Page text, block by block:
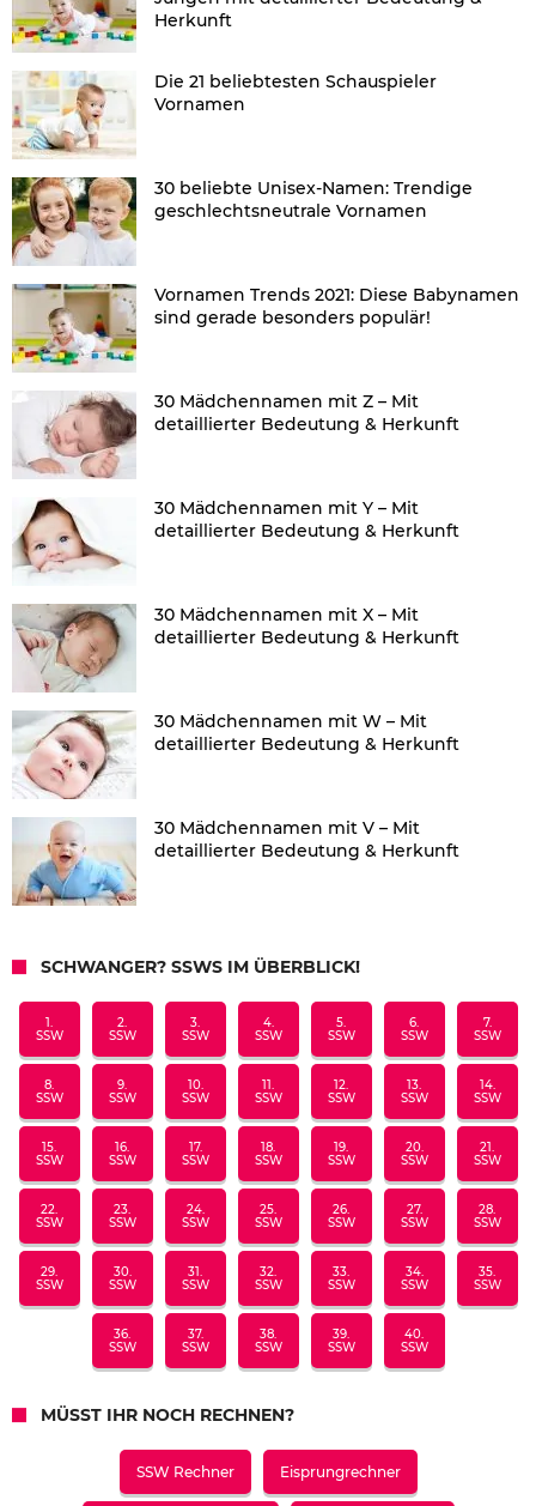
Herkunft
Die 21 beliebtesten Schauspieler
Vornamen
30 beliebte Unisex-Namen: Trendige
geschlechtsneutrale Vornamen
Vornamen Trends 2021: Diese Babynamen
sind gerade besonders populär!
30 Mädchennamen mit Z – Mit
detaillierter Bedeutung & Herkunft
30 Mädchennamen mit Y – Mit
detaillierter Bedeutung & Herkunft
30 Mädchennamen mit X – Mit
detaillierter Bedeutung & Herkunft
30 Mädchennamen mit W – Mit
detaillierter Bedeutung & Herkunft
30 Mädchennamen mit V – Mit
detaillierter Bedeutung & Herkunft
SCHWANGER? SSWS IM ÜBERBLICK!
1.
SSW
2.
SSW
3.
SSW
4.
SSW
5.
SSW
6.
SSW
7.
SSW
8.
SSW
9.
SSW
10.
SSW
11.
SSW
12.
SSW
13.
SSW
14.
SSW
15.
SSW
16.
SSW
17.
SSW
18.
SSW
19.
SSW
20.
SSW
21.
SSW
22.
SSW
23.
SSW
24.
SSW
25.
SSW
26.
SSW
27.
SSW
28.
SSW
29.
SSW
30.
SSW
31.
SSW
32.
SSW
33.
SSW
34.
SSW
35.
SSW
36.
SSW
37.
SSW
38.
SSW
39.
SSW
40.
SSW
MÜSST IHR NOCH RECHNEN?
SSW Rechner Eisprungrechner